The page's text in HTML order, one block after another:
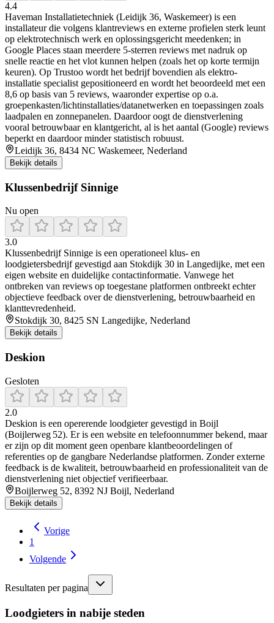
4.4
Haveman Installatietechniek (Leidijk 36, Waskemeer) is een
installateur die volgens klantreviews en externe profielen sterk leunt
op elektrotechnisch werk en oplossingsgericht meedenken; in
Google Places staan meerdere 5-sterren reviews met nadruk op
snelle reactie en het vlot kunnen helpen (zoals het op korte termijn
keuren). Op Trustoo wordt het bedrijf bovendien als elektro-
installatie specialist gepositioneerd en wordt het beoordeeld met een
8,6 op basis van 5 reviews, waaronder expertise op o.a.
groepenkasten/lichtinstallaties/datanetwerken en toepassingen zoals
laadpalen en zonnepanelen. Daardoor oogt de dienstverlening
vooral betrouwbaar en klantgericht, al is het aantal (Google) reviews
beperkt en daardoor minder statistisch robuust.
Leidijk 36, 8434 NC Waskemeer, Nederland
Bekijk details
Klussenbedrijf Sinnige
Nu open
3.0
Klussenbedrijf Sinnige is een operationeel klus- en
loodgietersbedrijf gevestigd aan Stokdijk 30 in Langedijke, met een
eigen website en duidelijke contactinformatie. Vanwege het
ontbreken van reviews op toegestane platformen ontbreekt echter
objectieve feedback over de dienstverlening, betrouwbaarheid en
klanttevredenheid.
Stokdijk 30, 8425 SN Langedijke, Nederland
Bekijk details
Deskion
Gesloten
2.0
Deskion is een opererende loodgieter gevestigd in Boijl
(Boijlerweg 52). Er is een website en telefoonnummer bekend, maar
er zijn op dit moment geen openbare klantbeoordelingen of
referenties op de gangbare Nederlandse platformen. Zonder externe
feedback is de kwaliteit, betrouwbaarheid en professionaliteit van de
dienstverlening niet objectief verifieerbaar.
Boijlerweg 52, 8392 NJ Boijl, Nederland
Bekijk details
Vorige
1
Volgende
Resultaten per pagina
Loodgieters in nabije steden